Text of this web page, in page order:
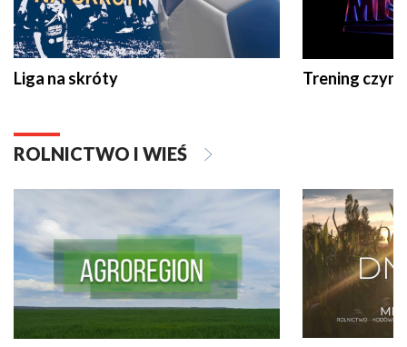
Liga na skróty Trening czyni
ROLNICTWO I WIEŚ